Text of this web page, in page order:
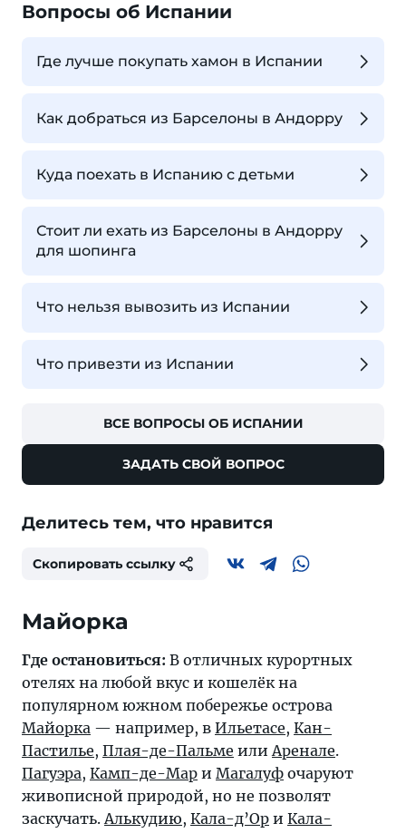
Вопросы об Испании
Где лучше покупать хамон в Испании
Как добраться из Барселоны в Андорру
Куда поехать в Испанию с детьми
Стоит ли ехать из Барселоны в Андорру
для шопинга
Что нельзя вывозить из Испании
Что привезти из Испании
ВСЕ ВОПРОСЫ ОБ ИСПАНИИ
ЗАДАТЬ СВОЙ ВОПРОС
Делитесь тем, что нравится
Скопировать ссылку
Майорка
Где остановиться: В отличных курортных
отелях на любой вкус и кошелёк на
популярном южном побережье острова
Майорка — например, в Ильетасе, Кан-
Пастилье, Плая-де-Пальме илиАренале.
Пагуэра, Камп-де-Мар и Магалуф очаруют
живописной природой, но не позволят
заскучать.Алькудию, Кала-д’Ор и Кала-